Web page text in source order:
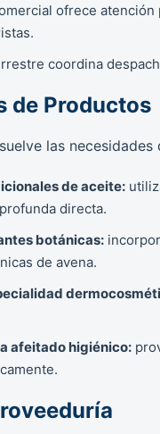
ofrece
coordina
de Productos
las
de aceite:
directa.
botánicas:
de avena.
afeitado higiénico: